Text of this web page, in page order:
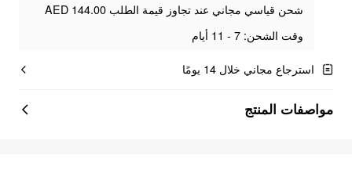
شحن قياسي مجاني عند تجاوز قيمة الطلب AED 144.00
وقت الشحن: 7 - 11 أيام
استرجاع مجاني خلال 14 يومًا
مواصفات المنتج